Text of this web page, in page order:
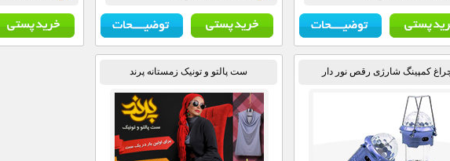
کمپینگ شارژی رقص نور دار ست پالتو و تونیک زمستانه پرند